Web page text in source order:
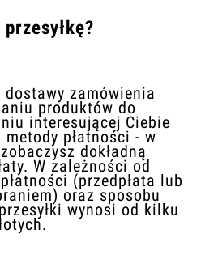
dostawy zamówienia
produktów do
interesującej Ciebie
płatności - w
dokładną
W zależności od
(przedpłata lub
oraz sposobu
wynosi od kilku